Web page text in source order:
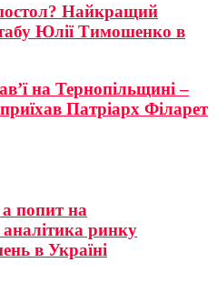
Найкращий
Юлії Тимошенко в
на Тернопільщині –
Патріарх Філарет
попит на
ринку
в Україні